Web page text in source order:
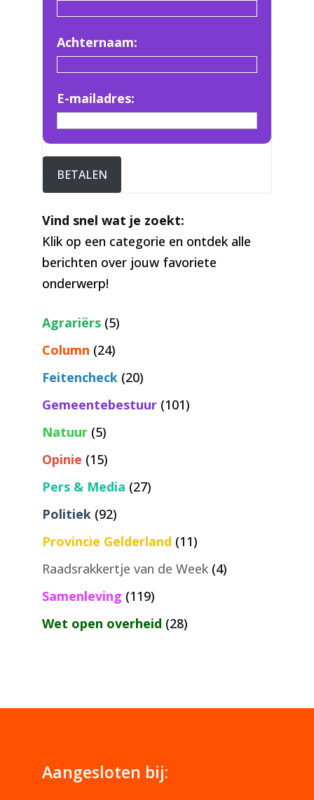
Achternaam:
E-mailadres:
BETALEN
Vind snel wat je zoekt:
Klik op een categorie en ontdek alle
berichten over jouw favoriete
onderwerp!
Agrariërs(5)
Column (24)
Feitencheck(20)
Gemeentebestuur(101)
Natuur(5)
Opinie (15)
Pers & Media (27)
Politiek(92)
Provincie Gelderland (11)
Raadsrakkertje van de Week(4)
Samenleving (119)
Wet open overheid (28)
Aangesloten bij: